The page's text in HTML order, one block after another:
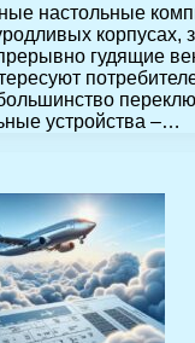
настольные
корпусах,
гудящие
устройства –…